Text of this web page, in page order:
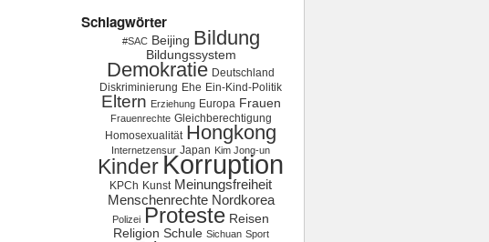
Schlagwörter
#SAC Beijing Bildung
Bildungssystem
Demokratie Deutschland
Diskriminierung Ehe Ein-Kind-Politik
Eltern Erziehung Europa Frauen
Frauenrechte Gleichberechtigung
Homosexualität Hongkong
Internetzensur Japan Kim Jong-un
KinderKorruption
KPCh Kunst Meinungsfreiheit
Menschenrechte Nordkorea
Polizei Proteste Reisen
Religion Schule Sichuan Sport